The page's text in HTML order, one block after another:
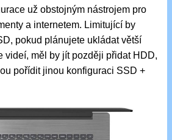
už obstojným nástrojem pro
a internetem. Limitující by
pokud plánujete ukládat větší
videí, měl by jít později přidat HDD,
pořídit jinou konfiguraci SSD +